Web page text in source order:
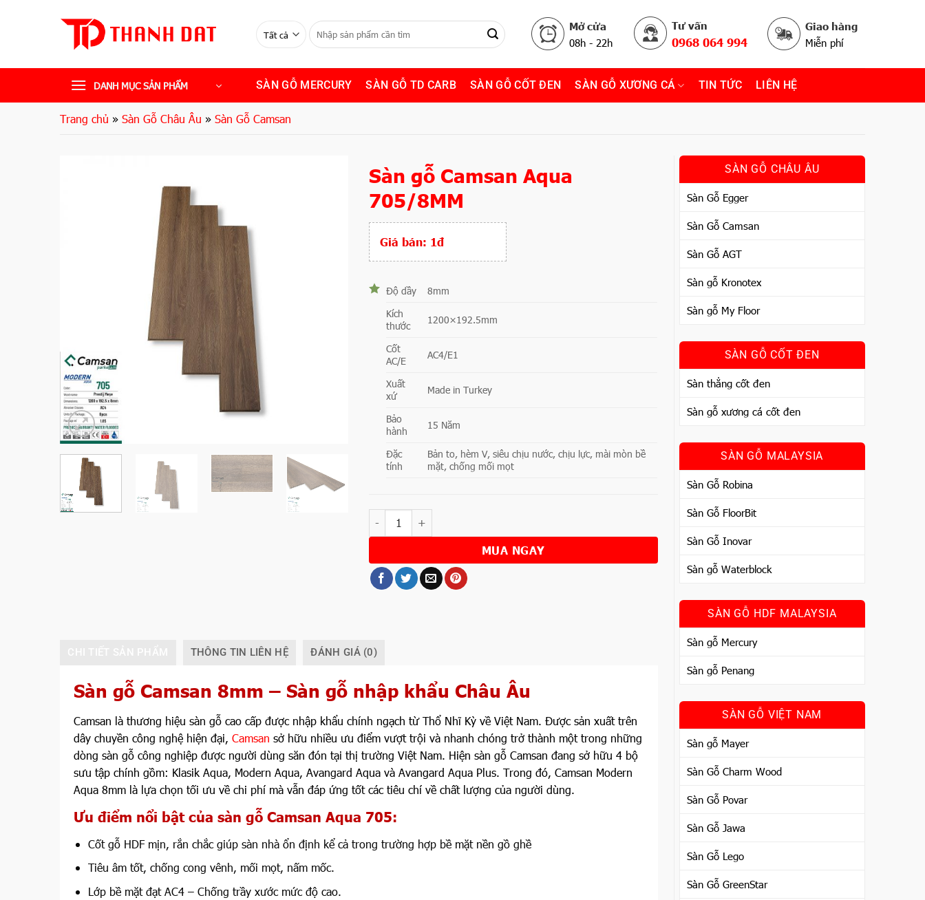
Mở cửa
08h - 22h
Tư vấn
0968 064 994
Giao hàng
Miễn phí
DANH MỤC SẢN PHẨM SÀN GỖ MERCURY SÀN GỖ TD CARB SÀN GỖ CỐT ĐEN SÀN GỖ XƯƠNG CÁ TIN TỨC LIÊN HỆ
Trang chủ » Sàn Gỗ Châu Âu » Sàn Gỗ Camsan
SÀN GỖ CHÂU ÂU
Sàn Gỗ Egger
Sàn Gỗ Camsan
Sàn Gỗ AGT
Sàn gỗ Kronotex
Sàn gỗ My Floor
SÀN GỖ CỐT ĐEN
Sàn thẳng cốt đen
Sàn gỗ xương cá cốt đen
SÀN GỖ MALAYSIA
Sàn Gỗ Robina
Sàn Gỗ FloorBit
Sàn Gỗ Inovar
Sàn gỗ Waterblock
SÀN GỖ HDF MALAYSIA
Sàn gỗ Mercury
Sàn gỗ Penang
SÀN GỖ VIỆT NAM
Sàn gỗ Mayer
Sàn Gỗ Charm Wood
Sàn Gỗ Povar
Sàn Gỗ Jawa
Sàn Gỗ Lego
Sàn Gỗ GreenStar
Sàn gỗ Camsan Aqua
705/8MM
Giá bán: 1đ
Độ dầy
8mm
Kích
thước
1200×192.5mm
Cốt
AC/E
AC4/E1
Xuất
xứ
Made in Turkey
Bảo
hành
15 Năm
Đặc
tính
Bản to, hèm V, siêu chịu nước, chịu lực, mài mòn bề
mặt, chống mối mọt
Số lượng
MUA NGAY
THÔNG TIN LIÊN HỆ ĐÁNH GIÁ (0)
Sàn gỗ Camsan 8mm – Sàn gỗ nhập khẩu Châu Âu
Camsan là thương hiệu sàn gỗ cao cấp được nhập khẩu chính ngạch từ Thổ Nhĩ Kỳ về Việt Nam. Được sản xuất trên
dây chuyền công nghệ hiện đại, Camsan sở hữu nhiều ưu điểm vượt trội và nhanh chóng trở thành một trong những
dòng sàn gỗ công nghiệp được người dùng săn đón tại thị trường Việt Nam. Hiện sàn gỗ Camsan đang sở hữu 4 bộ
sưu tập chính gồm: Klasik Aqua, Modern Aqua, Avangard Aqua và Avangard Aqua Plus. Trong đó, Camsan Modern
Aqua 8mm là lựa chọn tối ưu về chi phí mà vẫn đáp ứng tốt các tiêu chí về chất lượng của người dùng.
Ưu điểm nổi bật của sàn gỗ Camsan Aqua 705:
Cốt gỗ HDF mịn, rắn chắc giúp sàn nhà ổn định kể cả trong trường hợp bề mặt nền gồ ghề
Tiêu âm tốt, chống cong vênh, mối mọt, nấm mốc.
Lớp bề mặt đạt AC4 – Chống trầy xước mức độ cao.